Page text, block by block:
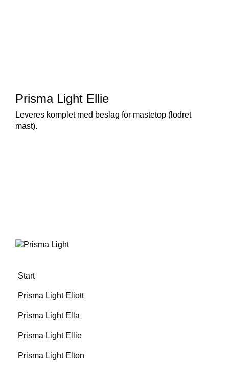
Prisma Light Ellie
Leveres komplet med beslag for mastetop (lodret
mast).
Start
Prisma Light Eliott
Prisma Light Ella
Prisma Light Ellie
Prisma Light Elton